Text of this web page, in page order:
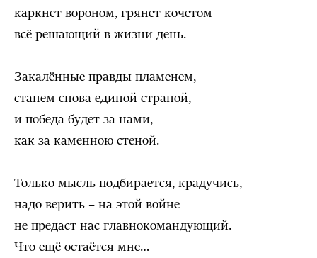
каркнет вороном, грянет кочетом
всё решающий в жизни день.
Закалённые правды пламенем,
станем снова единой страной,
и победа будет за нами,
как за каменною стеной.
Только мысль подбирается, крадучись,
надо верить – на этой войне
не предаст нас главнокомандующий.
Что ещё остаётся мне…